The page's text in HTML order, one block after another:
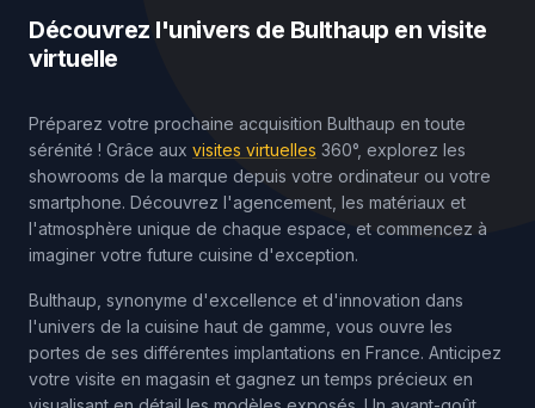
Découvrez l'univers de Bulthaup en visite
virtuelle
Préparez votre prochaine acquisition Bulthaup en toute
sérénité ! Grâce aux visites virtuelles 360°, explorez les
showrooms de la marque depuis votre ordinateur ou votre
smartphone. Découvrez l'agencement, les matériaux et
l'atmosphère unique de chaque espace, et commencez à
imaginer votre future cuisine d'exception.
Bulthaup, synonyme d'excellence et d'innovation dans
l'univers de la cuisine haut de gamme, vous ouvre les
portes de ses différentes implantations en France. Anticipez
votre visite en magasin et gagnez un temps précieux en